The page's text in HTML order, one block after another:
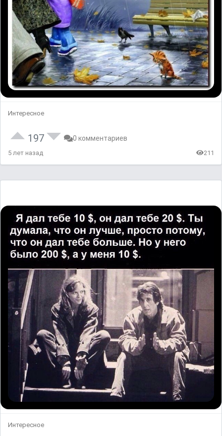
Интересное
197 0 комментариев
5 лет назад 211
Интересное